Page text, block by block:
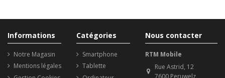
Informations
Notre Magasin
Mentions légales
Catégories
Smartphone
Tablette
Nous contacter
RTM Mobile
Rue Astrid, 12
7600 Peruwelz